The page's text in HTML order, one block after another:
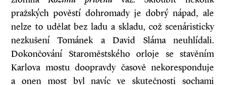
pražských pověstí dohromady je dobrý nápad, ale
nelze to udělat bez ladu a skladu, což scenáristicky
nezkušení Tománek a David Sláma neuhlídali.
Dokončování Staroměstského orloje se stavěním
Karlova mostu doopravdy časově nekoresponduje
a onen most byl navíc ve skutečnosti sochami